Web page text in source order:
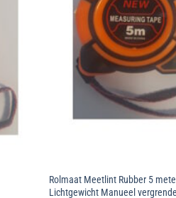
Rolmaat Meetlint Rubber 5
Lichtgewicht Manueel